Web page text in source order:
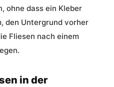
ohne dass ein Kleber
den Untergrund vorher
Fliesen nach einem
in der